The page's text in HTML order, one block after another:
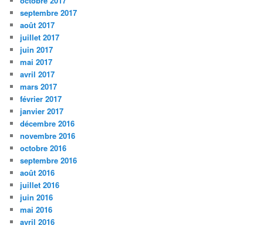
septembre 2017
août 2017
juillet 2017
juin 2017
mai 2017
avril 2017
mars 2017
février 2017
janvier 2017
décembre 2016
novembre 2016
octobre 2016
septembre 2016
août 2016
juillet 2016
juin 2016
mai 2016
avril 2016